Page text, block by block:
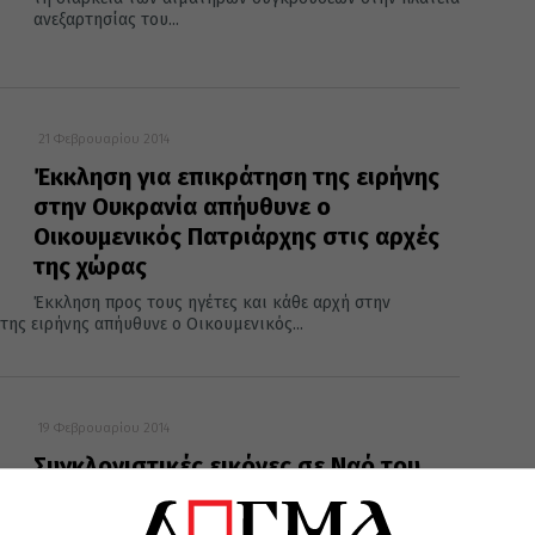
ανεξαρτησίας του...
21 Φεβρουαρίου 2014
Έκκληση για επικράτηση της ειρήνης
στην Ουκρανία απήυθυνε ο
Οικουμενικός Πατριάρχης στις αρχές
της χώρας
Έκκληση προς τους ηγέτες και κάθε αρχή στην
ειρήνης απήυθυνε ο Οικουμενικός...
19 Φεβρουαρίου 2014
Συγκλονιστικές εικόνες σε Ναό του
Κιέβου που μετατράπηκε σε
χειρουργείο